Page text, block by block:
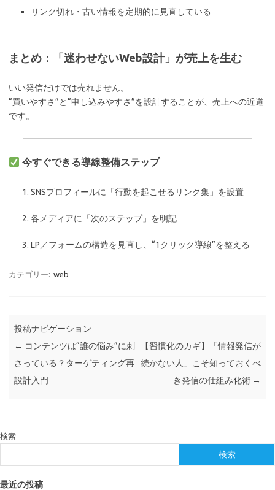
リンク切れ・古い情報を定期的に見直している
まとめ：「迷わせないWeb設計」が売上を生む
いい発信だけでは売れません。
“買いやすさ”と“申し込みやすさ”を設計することが、売上への近道
です。
今すぐできる導線整備ステップ
SNSプロフィールに「行動を起こせるリンク集」を設置
各メディアに「次のステップ」を明記
LP／フォームの構造を見直し、“1クリック導線”を整える
カテゴリー: web
投稿ナビゲーション
← コンテンツは“誰の悩み”に刺
さっている？ターゲティング再
設計入門
【習慣化のカギ】「情報発信が
続かない人」こそ知っておくべ
き発信の仕組み化術 →
検索
検索
最近の投稿